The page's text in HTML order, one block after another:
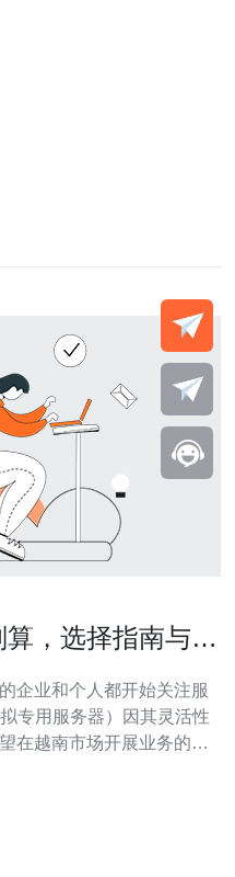
，选择指南与推
企业和个人都开始关注服
专用服务器）因其灵活性
在越南市场开展业务的用
将为您提供一些选择指南